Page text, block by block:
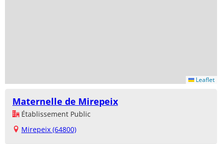
Leaflet
Maternelle de Mirepeix
Établissement Public
Mirepeix (64800)